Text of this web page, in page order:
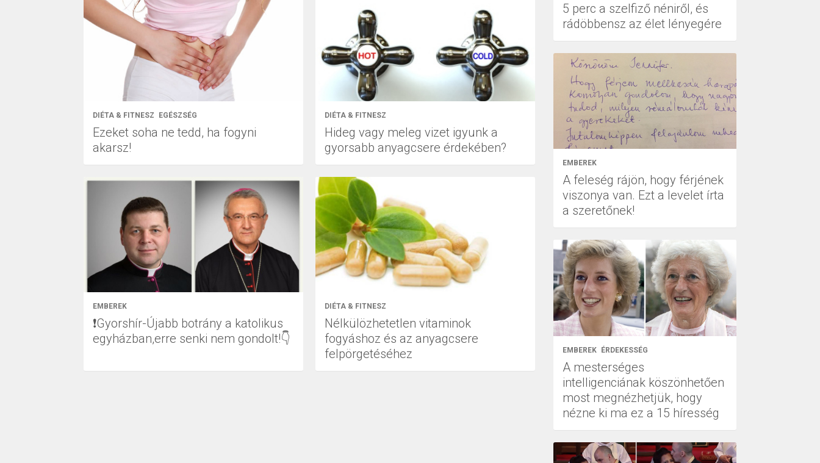
DIÉTA & FITNESZ EGÉSZSÉG
Ezeket soha ne tedd, ha fogyni
akarsz!
DIÉTA & FITNESZ
Hideg vagy meleg vizet igyunk a
gyorsabb anyagcsere érdekében?
EMBEREK
❗Gyorshír-Újabb botrány a katolikus
egyházban,erre senki nem gondolt!👇
DIÉTA & FITNESZ
Nélkülözhetetlen vitaminok
fogyáshoz és az anyagcsere
felpörgetéséhez
5 perc a szelfiző néniről, és
rádöbbensz az élet lényegére
EMBEREK
A feleség rájön, hogy férjének
viszonya van. Ezt a levelet írta
a szeretőnek!
EMBEREK ÉRDEKESSÉG
A mesterséges
intelligenciának köszönhetően
most megnézhetjük, hogy
nézne ki ma ez a 15 híresség